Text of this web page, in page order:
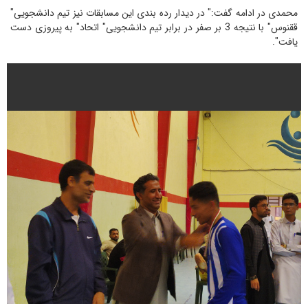
محمدی در ادامه گفت:" در دیدار رده بندی این مسابقات نیز تیم دانشجویی"
ققنوس" با نتیجه 3 بر صفر در برابر تیم دانشجویی" اتحاد" به پیروزی دست
یافت".